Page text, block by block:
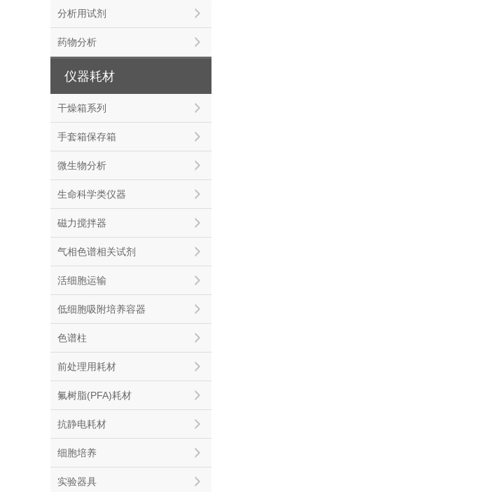
分析用试剂
药物分析
仪器耗材
干燥箱系列
手套箱保存箱
微生物分析
生命科学类仪器
磁力搅拌器
气相色谱相关试剂
活细胞运输
低细胞吸附培养容器
色谱柱
前处理用耗材
氟树脂(PFA)耗材
抗静电耗材
细胞培养
实验器具